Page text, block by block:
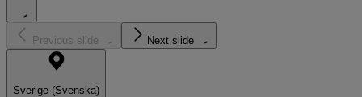
Previous slide Next slide
Sverige (Svenska)